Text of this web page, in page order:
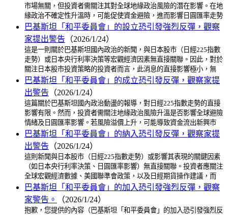
市場無關，但投資者需關注其對全球地緣政治風險的潛在影響。在地
緣政治不確定性升溫時，可能促使資金避險，進而影響日圓匯率走勢
巴基斯坦「和平委員會」的設立恐引發強烈反彈，觀察
家提出警告 （2026/1/24）
這是一則關於巴基斯坦國內政治的新聞，與日本股市（日經225指數
走勢）或日本央行利率決策等宏觀經濟因素無直接關聯。因此，對於
關注日本股市投資策略的投資者而言，此消息的直接影響極小，無
巴基斯坦「和平委員會」的成立恐引發反彈，觀察家提
出警告 （2026/1/24）
這篇關於巴基斯坦國內政治動盪的報導，對日經225指數走勢的直接
影響有限。然而，投資者需關注地緣政治風險升溫是否影響全球避險
情緒及日圓匯率影響。若風險溢價上升，可能導致資金流出新興市
巴基斯坦「和平委員會」的納入恐引發反彈，觀察家提
出警告 （2026/1/24）
這則新聞與日本股市（日經225指數走勢）或影響其表現的關鍵因素
（如日本央行利率決策、日圓匯率影響）無直接關聯。投資者應關注
全球宏觀經濟數據、美國聯準會政策，以及日經期貨操作建議，而
巴基斯坦「和平委員會」的加入恐引發強烈反彈，觀察
家警告。
（2026/1/24）
抱歉，您提供的內容（巴基斯坦「和平委員會」的加入恐引發強烈反